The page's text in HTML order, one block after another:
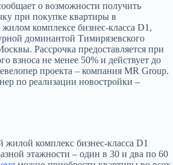
о возможности получить
при покупке квартиры в
комплексе бизнес-класса D1,
доминантой Тимирязевского
Рассрочка предоставляется при
взноса не менее 50% и действует до
проекта – компания MR Group.
по реализации новостройки –
комплекс бизнес-класса D1
этажности – один в 30 и два по 60